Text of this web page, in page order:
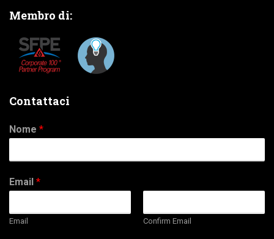
Membro di:
Contattaci
Nome *
Email *
Email Confirm Email